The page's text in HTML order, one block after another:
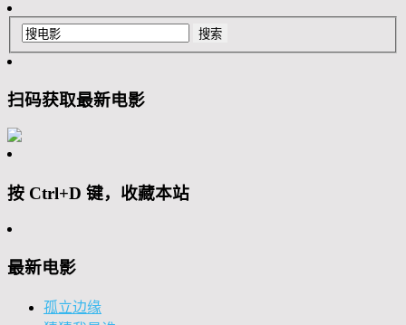
扫码获取最新电影
按 Ctrl+D 键，收藏本站
最新电影
孤立边缘